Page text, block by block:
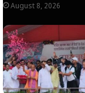
August 8, 2026